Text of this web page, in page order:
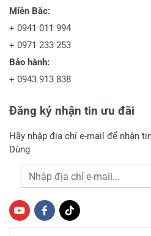
Miền Bắc:
+ 0941 011 994
+ 0971 233 253
Bảo hành:
+ 0943 913 838
Đăng ký nhận tin ưu đãi
Hãy nhập địa chỉ e-mail để nhận
Dùng
Địa chỉ e-mail